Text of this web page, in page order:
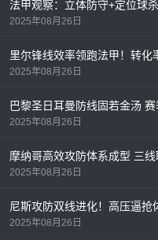
2025年08月26日
里尔锋线效率领跑法甲！转化
2025年08月26日
巴黎圣日耳曼防线固若金汤
2025年08月26日
摩纳哥高效攻防体系成型 三
2025年08月26日
2025年08月26日